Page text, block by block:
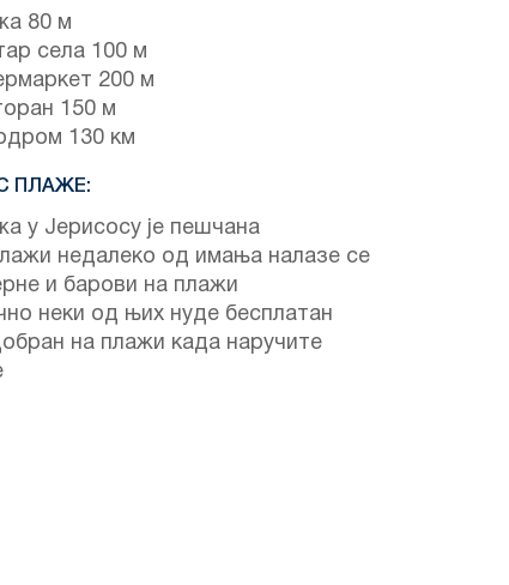
80 м
села 100 м
200 м
150 м
130 км
ПЛАЖЕ:
у Јерисосу је пешчана
недалеко од имања налазе се
и барови на плажи
неки од њих нуде бесплатан
на плажи када наручите